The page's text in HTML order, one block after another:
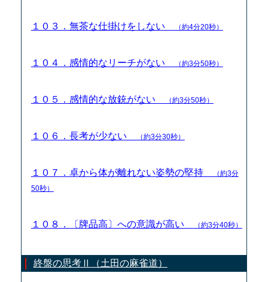
１０３．無茶な仕掛けをしない （約4分20秒）
１０４．感情的なリーチがない （約3分50秒）
１０５．感情的な放銃がない （約3分50秒）
１０６．長考が少ない （約3分30秒）
１０７．卓から体が離れない姿勢の堅持
（約3分
50秒）
１０８．〔牌品高〕への意識が高い （約3分40秒）
終盤の思考Ⅱ（土田の麻雀道）